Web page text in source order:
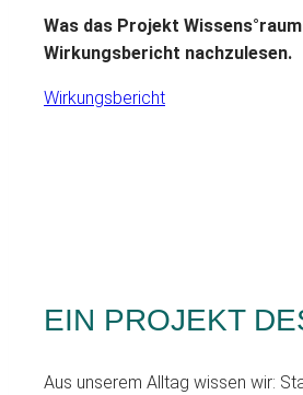
Was das Projekt
Wirkungsbericht nachzulesen.
Wirkungsbericht
EIN PROJEKT
Aus unserem Alltag wissen wir: